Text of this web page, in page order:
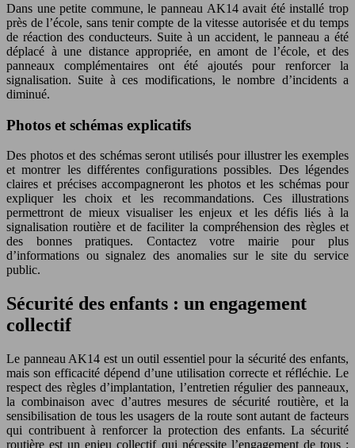
Dans une petite commune, le panneau AK14 avait été installé trop
près de l’école, sans tenir compte de la vitesse autorisée et du temps
de réaction des conducteurs. Suite à un accident, le panneau a été
déplacé à une distance appropriée, en amont de l’école, et des
panneaux complémentaires ont été ajoutés pour renforcer la
signalisation. Suite à ces modifications, le nombre d’incidents a
diminué.
Photos et schémas explicatifs
Des photos et des schémas seront utilisés pour illustrer les exemples
et montrer les différentes configurations possibles. Des légendes
claires et précises accompagneront les photos et les schémas pour
expliquer les choix et les recommandations. Ces illustrations
permettront de mieux visualiser les enjeux et les défis liés à la
signalisation routière et de faciliter la compréhension des règles et
des bonnes pratiques. Contactez votre mairie pour plus
d’informations ou signalez des anomalies sur le site du service
public.
Sécurité des enfants : un engagement
collectif
Le panneau AK14 est un outil essentiel pour la sécurité des enfants,
mais son efficacité dépend d’une utilisation correcte et réfléchie. Le
respect des règles d’implantation, l’entretien régulier des panneaux,
la combinaison avec d’autres mesures de sécurité routière, et la
sensibilisation de tous les usagers de la route sont autant de facteurs
qui contribuent à renforcer la protection des enfants. La sécurité
routière est un enjeu collectif qui nécessite l’engagement de tous :